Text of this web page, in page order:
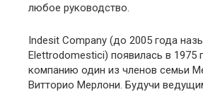
любое руководство.
Indesit Company (до 2005 года
Elettrodomestici) появилась в 1975
компанию один из членов семьи
Витторио Мерлони. Будучи